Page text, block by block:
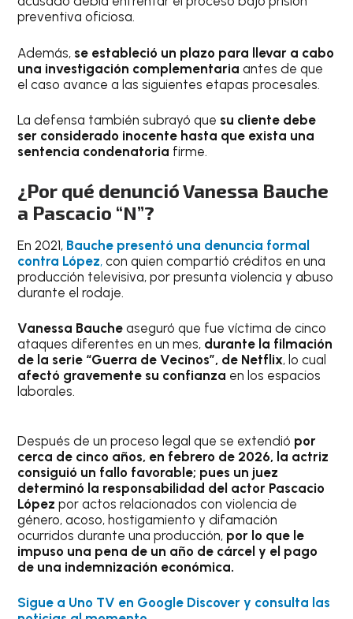
preventiva oficiosa.
Además, se estableció un plazo para llevar a cabo
una investigación complementariaantes de que
el caso avance a las siguientes etapas procesales.
La defensa también subrayó que su cliente debe
ser considerado inocente hasta que exista una
sentencia condenatoria firme.
¿Por qué denunció Vanessa Bauche
a Pascacio “N”?
En 2021, Bauche presentó una denuncia formal
contra López, con quien compartió créditos en una
producción televisiva, por presunta violencia y abuso
durante el rodaje.
Vanessa Bauche aseguró que fue víctima de cinco
ataques diferentes en un mes, durante la filmación
de la serie “Guerra de Vecinos”, de Netflix, lo cual
afectó gravemente su confianza en los espacios
laborales.
Después de un proceso legal que se extendió por
cerca de cinco años, en febrero de 2026, la actriz
consiguió un fallo favorable; pues un juez
determinó la responsabilidad del actor Pascacio
Lópezpor actos relacionados con violencia de
género, acoso, hostigamiento y difamación
ocurridos durante una producción, por lo que le
impuso una pena de un año de cárcel y el pago
de una indemnización económica.
Sigue a Uno TV en Google Discover y consulta las